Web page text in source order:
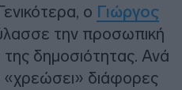
ο Γιώργος
την προσωπική
δημοσιότητας. Ανά
«χρεώσει» διάφορες